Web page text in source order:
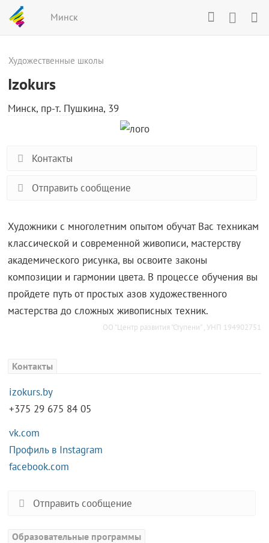
Минск
Художественные школы
Izokurs
Минск, пр-т. Пушкина, 39
Контакты
Отправить сообщение
Художники с многолетним опытом обучат Вас техникам
классической и современной живописи, мастерству
академического рисунка, вы освоите законы
композиции и гармонии цвета. В процессе обучения вы
пройдете путь от простых азов художественного
мастерства до сложных живописных техник.
ОО "Центр развития "Ступени" , УНП 194902751
Контакты
izokurs.by
+375 29 675 84 05
vk.com
Профиль в Instagram
facebook.com
Отправить сообщение
Образовательные программы